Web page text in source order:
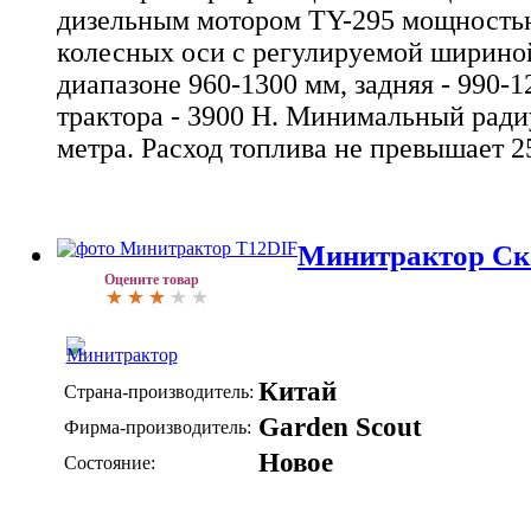
дизельным мотором TY-295
колесных оси с регулируемой
диапазоне 960-1300 мм, задняя - 990-
трактора - 3900 Н. Минимальный
метра. Расход топлива не превышает
Оцените товар
Минитрактор
Страна-производитель: Китай
Фирма-производитель: Garden Scout
Состояние: Новое